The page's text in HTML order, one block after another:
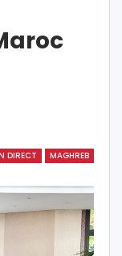
DIRECT MAGHREB